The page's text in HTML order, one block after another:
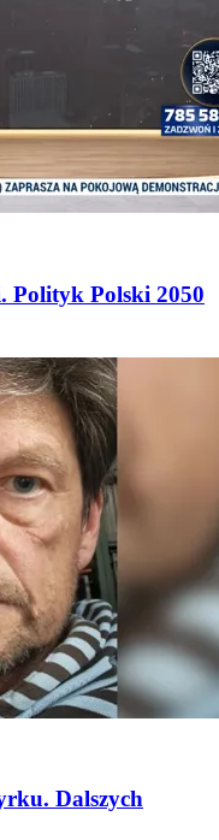
Polityk Polski 2050
Dalszych